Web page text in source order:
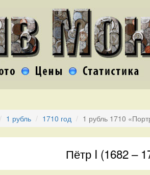
1 рубль 1710 год 1 рубль 1710
Пётр I (1682 –